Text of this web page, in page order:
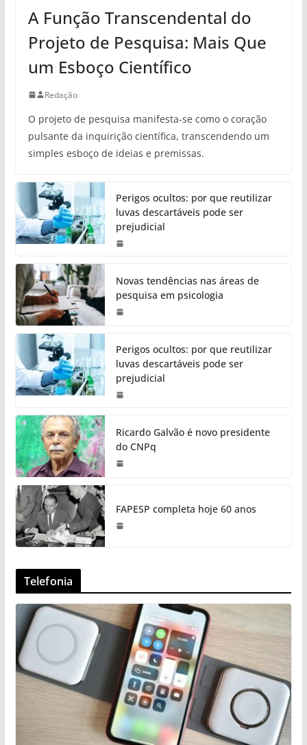
A Função Transcendental do
Projeto de Pesquisa: Mais Que
um Esboço Científico
Redação
O projeto de pesquisa manifesta-se como o coração
pulsante da inquirição científica, transcendendo um
simples esboço de ideias e premissas.
Perigos ocultos: por que reutilizar
luvas descartáveis pode ser
prejudicial
Novas tendências nas áreas de
pesquisa em psicologia
Perigos ocultos: por que reutilizar
luvas descartáveis pode ser
prejudicial
Ricardo Galvão é novo presidente
do CNPq
FAPESP completa hoje 60 anos
Telefonia